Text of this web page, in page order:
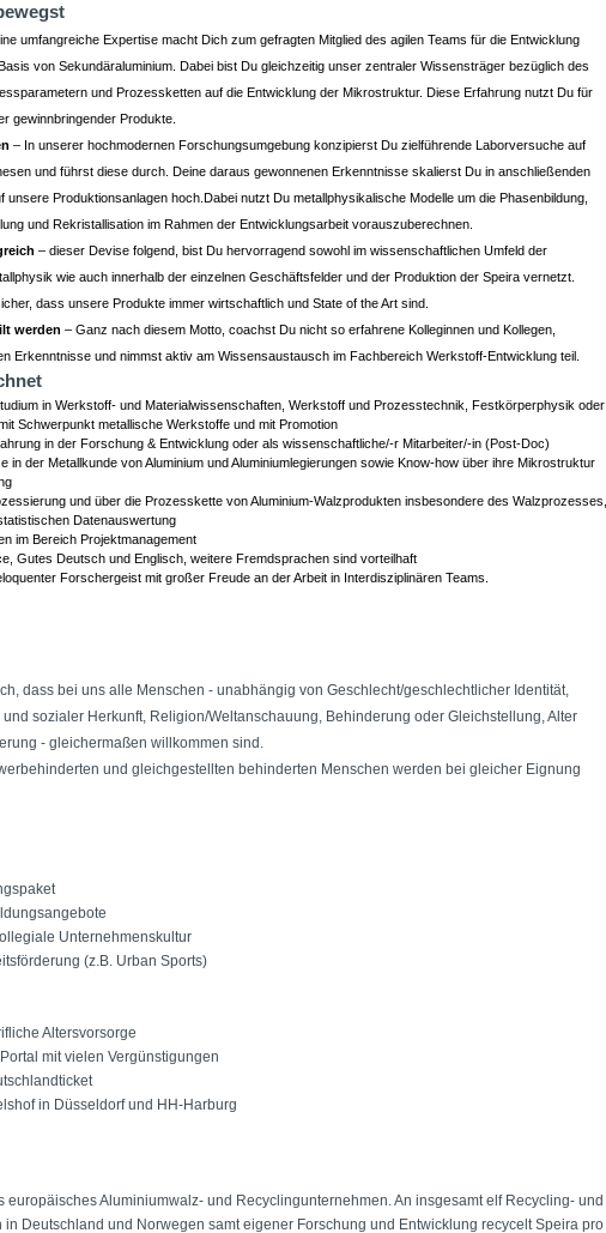
umfangreiche Expertise macht Dich zum gefragten Mitglied des agilen Teams für die Entwicklung
von Sekundäraluminium. Dabei bist Du gleichzeitig unser zentraler Wissensträger bezüglich des
und Prozessketten auf die Entwicklung der Mikrostruktur. Diese Erfahrung nutzt Du für
gewinnbringender Produkte.
– In unserer hochmodernen Forschungsumgebung konzipierst Du zielführende Laborversuche auf
und führst diese durch. Deine daraus gewonnenen Erkenntnisse skalierst Du in anschließenden
unsere Produktionsanlagen hoch.Dabei nutzt Du metallphysikalische Modelle um die Phasenbildung,
und Rekristallisation im Rahmen der Entwicklungsarbeit vorauszuberechnen.
– dieser Devise folgend, bist Du hervorragend sowohl im wissenschaftlichen Umfeld der
wie auch innerhalb der einzelnen Geschäftsfelder und der Produktion der Speira vernetzt.
dass unsere Produkte immer wirtschaftlich und State of the Art sind.
werden – Ganz nach diesem Motto, coachst Du nicht so erfahrene Kolleginnen und Kollegen,
Erkenntnisse und nimmst aktiv am Wissensaustausch im Fachbereich Werkstoff-Entwicklung teil.
in Werkstoff- und Materialwissenschaften, Werkstoff und Prozesstechnik, Festkörperphysik oder
Schwerpunkt metallische Werkstoffe und mit Promotion
in der Forschung & Entwicklung oder als wissenschaftliche/-r Mitarbeiter/-in (Post-Doc)
in der Metallkunde von Aluminium und Aluminiumlegierungen sowie Know-how über ihre Mikrostruktur
und über die Prozesskette von Aluminium-Walzprodukten insbesondere des Walzprozesses,
Datenauswertung
im Bereich Projektmanagement
Gutes Deutsch und Englisch, weitere Fremdsprachen sind vorteilhaft
Forschergeist mit großer Freude an der Arbeit in Interdisziplinären Teams.
dass bei uns alle Menschen - unabhängig von Geschlecht/geschlechtlicher Identität,
sozialer Herkunft, Religion/Weltanschauung, Behinderung oder Gleichstellung, Alter
- gleichermaßen willkommen sind.
und gleichgestellten behinderten Menschen werden bei gleicher Eignung
Unternehmenskultur
(z.B. Urban Sports)
Altersvorsorge
mit vielen Vergünstigungen
in Düsseldorf und HH-Harburg
europäisches Aluminiumwalz- und Recyclingunternehmen. An insgesamt elf Recycling- und
in Deutschland und Norwegen samt eigener Forschung und Entwicklung recycelt Speira pro